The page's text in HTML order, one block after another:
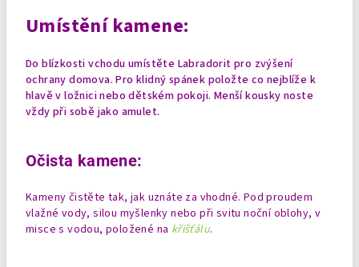
Umístění kamene:
Do blízkosti vchodu umístěte Labradorit pro zvýšení
ochrany domova. Pro klidný spánek položte co nejblíže k
hlavě v ložnici nebo dětském pokoji. Menší kousky noste
vždy při sobě jako amulet.
Očista kamene:
Kameny čistěte tak, jak uznáte za vhodné. Pod proudem
vlažné vody, silou myšlenky nebo při svitu noční oblohy, v
misce s vodou, položené na křišťálu.